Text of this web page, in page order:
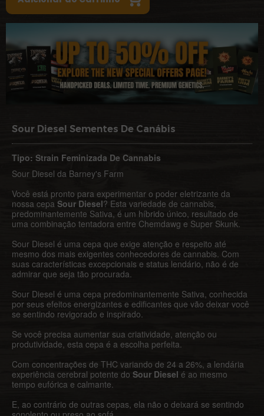
Sour Diesel Sementes De Canábis
Tipo: Strain Feminizada De Cannabis
Sour Diesel da Barney's Farm
Você está pronto para experimentar o poder eletrizante da
nossa cepa Sour Diesel? Esta variedade de cannabis,
predominantemente Sativa, é um híbrido único, resultado de
uma combinação tentadora entre Chemdawg e Super Skunk.
Sour Diesel é uma cepa que exige atenção e respeito até
mesmo dos mais exigentes conhecedores de cannabis. Com
suas características excepcionais e status lendário, não é de
admirar que seja tão procurada.
Sour Diesel é uma cepa predominantemente Sativa, conhecida
por seus efeitos energizantes e edificantes que vão deixar você
se sentindo revigorado e inspirado.
Se você precisa aumentar sua criatividade, atenção ou
produtividade, esta cepa é a escolha perfeita.
Com concentrações de THC variando de 24 a 26%, a lendária
experiência cerebral potente do Sour Diesel é ao mesmo
tempo eufórica e calmante.
E, ao contrário de outras cepas, ela não o deixará se sentindo